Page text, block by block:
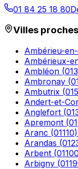
01 84 25 18 80
Villes
Ambérieu-
Ambérieux-
Ambléon (
Ambronay (
Ambutrix (
Andert-et-
Anglefort (
Apremont (
Aranc (01110)
Arandas (
Arbent (01100
Arbigny (